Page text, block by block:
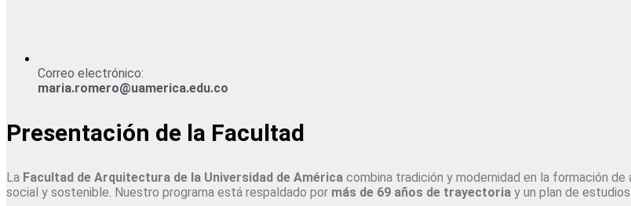
Correo electrónico:
maria.romero@uamerica.edu.co
Presentación de la Facultad
La Facultad de Arquitectura de la Universidad de América combina tradición y modernidad en la formación
social y sostenible. Nuestro programa está respaldado por más de 69 años de trayectoria y un plan de